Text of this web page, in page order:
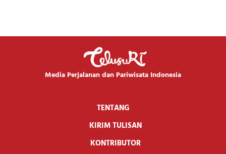
Media Perjalanan dan Pariwisata Indonesia
TENTANG
KIRIM TULISAN
KONTRIBUTOR